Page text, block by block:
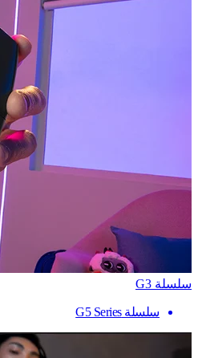
سلسلة G3
سلسلة G5 Series